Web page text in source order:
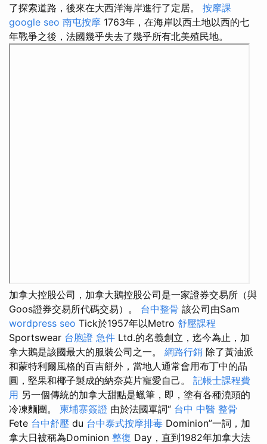
了探索道路，後來在大西洋海岸進行了定居。 按摩課
google seo 南屯按摩 1763年，在海岸以西土地以西的七
年戰爭之後，法國幾乎失去了幾乎所有北美殖民地。
加拿大控股公司，加拿大鵝控股公司是一家證券交易所（與
Goos證券交易所代碼交易）。 台中整骨 該公司由Sam
wordpress seo Tick於1957年以Metro 舒壓課程
Sportswear 台胞證 急件 Ltd.的名義創立，迄今為止，加
拿大鵝是該國最大的服裝公司之一。 網路行銷 除了黃油派
和蒙特利爾風格的百吉餅外，當地人通常會用布丁中的晶
圓，堅果和椰子製成的納奈莫片寵愛自己。 記帳士課程費
用 另一個傳統的加拿大甜點是蠟筆，即，塗有各種澆頭的
冷凍麵團。 柬埔寨簽證 由於法國單詞“ 台中 中醫 整骨
Fete 台中舒壓 du 台中泰式按摩排毒 Dominion”一詞，加
拿大日被稱為Dominion 整復 Day，直到1982年加拿大法